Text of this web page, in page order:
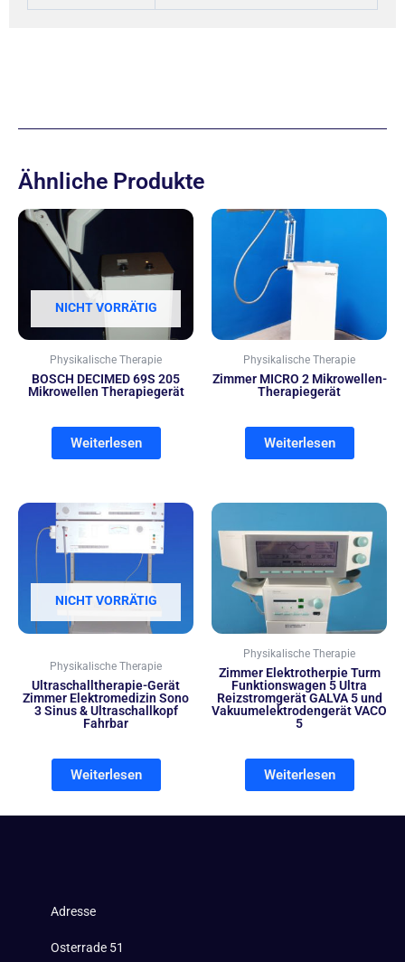
Ähnliche Produkte
NICHT VORRÄTIG
Physikalische Therapie
BOSCH DECIMED 69S 205
Mikrowellen Therapiegerät
Weiterlesen
Physikalische Therapie
Zimmer MICRO 2 Mikrowellen-
Therapiegerät
Weiterlesen
NICHT VORRÄTIG
Physikalische Therapie
Ultraschalltherapie-Gerät
Zimmer Elektromedizin Sono
3 Sinus & Ultraschallkopf
Fahrbar
Weiterlesen
Physikalische Therapie
Zimmer Elektrotherpie Turm
Funktionswagen 5 Ultra
Reizstromgerät GALVA 5 und
Vakuumelektrodengerät VACO
5
Weiterlesen
Adresse
Osterrade 51